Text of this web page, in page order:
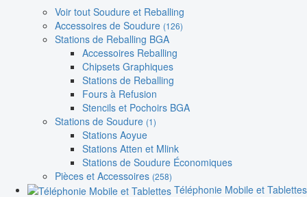
Voir tout Soudure et Reballing
Accessoires de Soudure (126)
Stations de Reballing BGA
Accessoires Reballing
Chipsets Graphiques
Stations de Reballing
Fours à Refusion
Stencils et Pochoirs BGA
Stations de Soudure (1)
Stations Aoyue
Stations Atten et Mlink
Stations de Soudure Économiques
Pièces et Accessoires (258)
Téléphonie Mobile et Tablettes